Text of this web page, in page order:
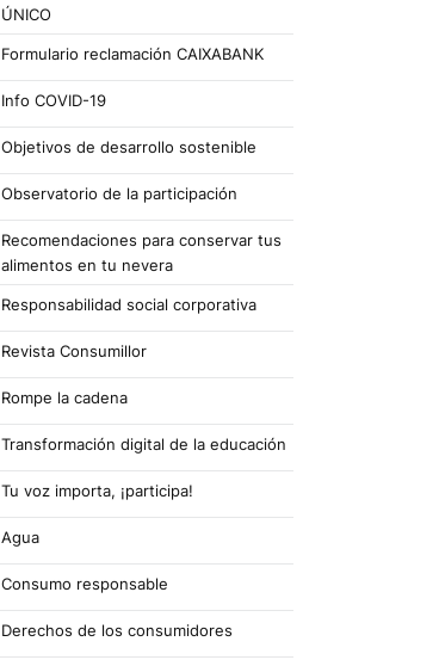
ÚNICO
Formulario reclamación CAIXABANK
Info COVID-19
Objetivos de desarrollo sostenible
Observatorio de la participación
Recomendaciones para conservar tus
alimentos en tu nevera
Responsabilidad social corporativa
Revista Consumillor
Rompe la cadena
Transformación digital de la educación
Tu voz importa, ¡participa!
Agua
Consumo responsable
Derechos de los consumidores